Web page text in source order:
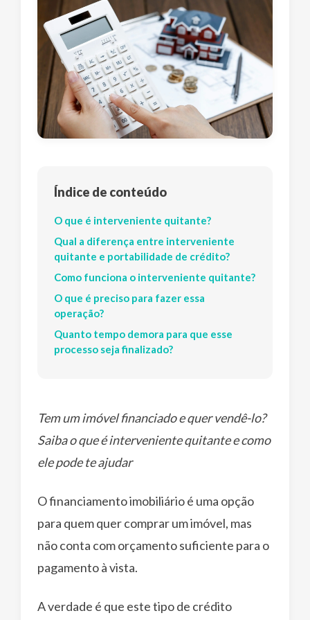
Índice de conteúdo
O que é interveniente quitante?
Qual a diferença entre interveniente
quitante e portabilidade de crédito?
Como funciona o interveniente quitante?
O que é preciso para fazer essa
operação?
Quanto tempo demora para que esse
processo seja finalizado?
Tem um imóvel financiado e quer vendê-lo?
Saiba o que é interveniente quitante e como
ele pode te ajudar
O financiamento imobiliário é uma opção
para quem quer comprar um imóvel, mas
não conta com orçamento suficiente para o
pagamento à vista.
A verdade é que este tipo de crédito